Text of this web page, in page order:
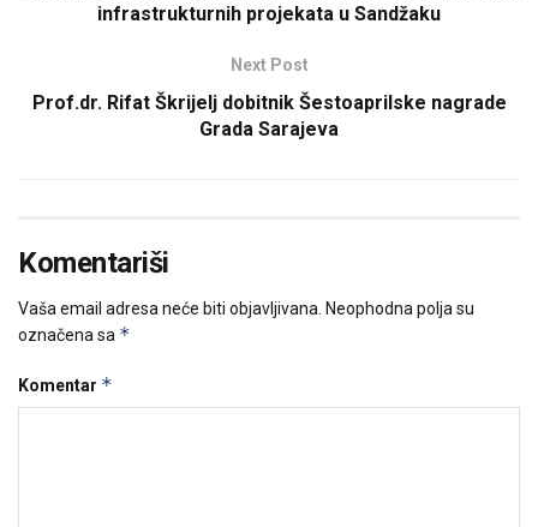
infrastrukturnih projekata u Sandžaku
Next Post
Prof.dr. Rifat Škrijelj dobitnik Šestoaprilske nagrade
Grada Sarajeva
Komentariši
Vaša email adresa neće biti objavljivana. Neophodna polja su
označena sa *
Komentar *